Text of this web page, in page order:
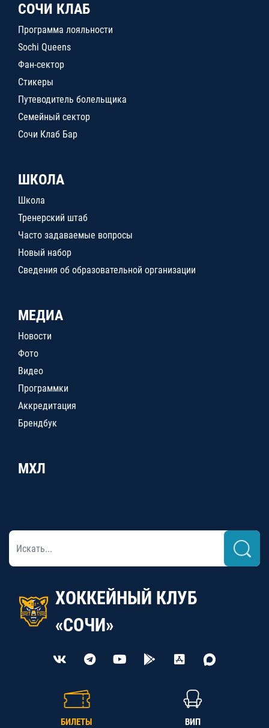
СОЧИ КЛАБ
Программа лояльности
Sochi Queens
Фан-сектор
Стикеры
Путеводитель болельщика
Семейный сектор
Сочи Клаб Бар
ШКОЛА
Школа
Тренерский штаб
Часто задаваемые вопросы
Новый набор
Сведения об образовательной организации
МЕДИА
Новости
Фото
Видео
Программки
Аккредитация
Брендбук
МХЛ
ХОККЕЙНЫЙ КЛУБ
«СОЧИ»
БИЛЕТЫ ВИП